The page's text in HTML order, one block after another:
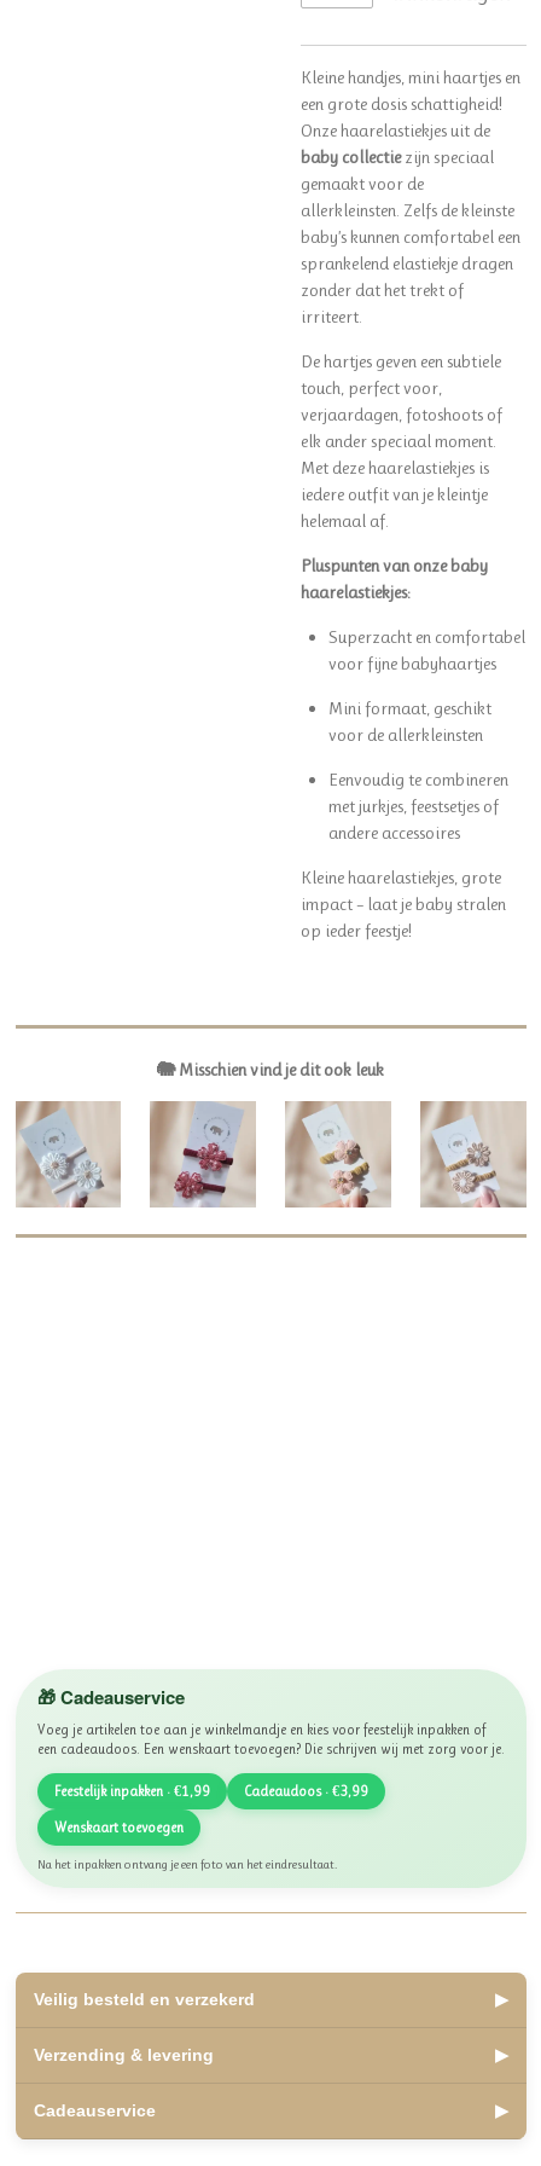
Kleine handjes, mini haartjes en
een grote dosis schattigheid!
Onze haarelastiekjes uit de
baby collectiezijn speciaal
gemaakt voor de
allerkleinsten. Zelfs de kleinste
baby’s kunnen comfortabel een
sprankelend elastiekje dragen
zonder dat het trekt of
irriteert.
De hartjes geven een subtiele
touch, perfect voor,
verjaardagen, fotoshoots of
elk ander speciaal moment.
Met deze haarelastiekjes is
iedere outfit van je kleintje
helemaal af.
Pluspunten van onze baby
haarelastiekjes:
Superzacht en comfortabel
voor fijne babyhaartjes
Mini formaat, geschikt
voor de allerkleinsten
Eenvoudig te combineren
met jurkjes, feestsetjes of
andere accessoires
Kleine haarelastiekjes, grote
impact – laat je baby stralen
op ieder feestje!
🐘 Misschien vind je dit ook leuk
🎁 Cadeauservice
Voeg je artikelen toe aan je winkelmandje en kies voor feestelijk inpakken of
een cadeaudoos. Een wenskaart toevoegen? Die schrijven wij met zorg voor je.
Feestelijk inpakken · €1,99 Cadeaudoos · €3,99
Wenskaart toevoegen
Na het inpakken ontvang je een foto van het eindresultaat.
Veilig besteld en verzekerd ▶
✅ Veilig betalen met iDEAL, Bancontact en Klarna
Veilige, betrouwbare winkelervaring.
Verzending & levering ▶
✅ Kosteloos afhalen mogelijk in Olst
✅ Verzending Nederland en België
Cadeauservice ▶